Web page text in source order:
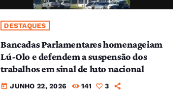
DESTAQUES
Bancadas Parlamentares homenageiam
Lú-Olo e defendem a suspensão dos
trabalhos em sinal de luto nacional
today JUNHO 22, 2026 141 3